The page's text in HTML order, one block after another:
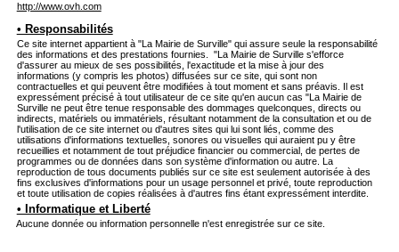
http://www.ovh.com
• Responsabilités
Ce site internet appartient à "La Mairie de Surville" qui assure seule la responsabilité
des informations et des prestations fournies. "La Mairie de Surville s'efforce
d'assurer au mieux de ses possibilités, l'exactitude et la mise à jour des
informations (y compris les photos) diffusées sur ce site, qui sont non
contractuelles et qui peuvent être modifiées à tout moment et sans préavis. Il est
expressément précisé à tout utilisateur de ce site qu'en aucun cas "La Mairie de
Surville ne peut être tenue responsable des dommages quelconques, directs ou
indirects, matériels ou immatériels, résultant notamment de la consultation et ou de
l'utilisation de ce site internet ou d'autres sites qui lui sont liés, comme des
utilisations d'informations textuelles, sonores ou visuelles qui auraient pu y être
recueillies et notamment de tout préjudice financier ou commercial, de pertes de
programmes ou de données dans son système d'information ou autre. La
reproduction de tous documents publiés sur ce site est seulement autorisée à des
fins exclusives d'informations pour un usage personnel et privé, toute reproduction
et toute utilisation de copies réalisées à d'autres fins étant expressément interdite.
• Informatique et Liberté
Aucune donnée ou information personnelle n'est enregistrée sur ce site.